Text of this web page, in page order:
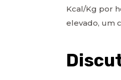
Kcal/Kg por
elevado, um